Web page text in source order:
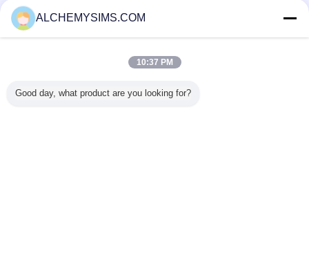
Trust Seal
Verified Suplier
Όλα τα Προϊόντα
ALCHEMYSIMS.COM
10:37 PM
Good day, what product are you looking for?